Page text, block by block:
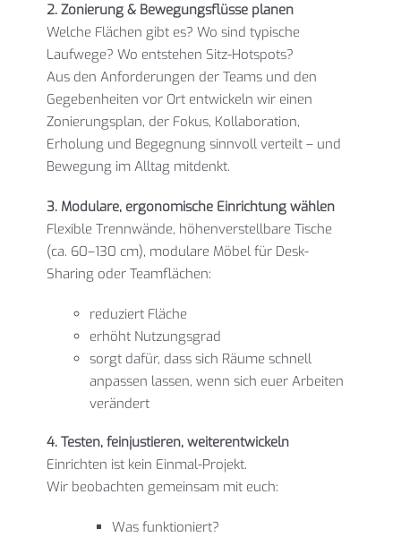
2. Zonierung & Bewegungsflüsse planen
Welche Flächen gibt es? Wo sind typische
Laufwege? Wo entstehen Sitz-Hotspots?
Aus den Anforderungen der Teams und den
Gegebenheiten vor Ort entwickeln wir einen
Zonierungsplan, der Fokus, Kollaboration,
Erholung und Begegnung sinnvoll verteilt – und
Bewegung im Alltag mitdenkt.
3. Modulare, ergonomische Einrichtung wählen
Flexible Trennwände, höhenverstellbare Tische
(ca. 60–130 cm), modulare Möbel für Desk-
Sharing oder Teamflächen:
reduziert Fläche
erhöht Nutzungsgrad
sorgt dafür, dass sich Räume schnell
anpassen lassen, wenn sich euer Arbeiten
verändert
4. Testen, feinjustieren, weiterentwickeln
Einrichten ist kein Einmal-Projekt.
Wir beobachten gemeinsam mit euch:
Was funktioniert?